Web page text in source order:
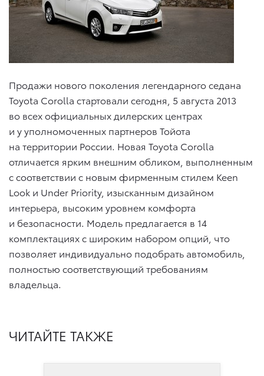
Продажи нового поколения легендарного седана
Toyota Corolla стартовали сегодня, 5 августа 2013
во всех официальных дилерских центрах
и у уполномоченных партнеров Тойота
на территории России. Новая Toyota Corolla
отличается ярким внешним обликом, выполненным
с соответствии с новым фирменным стилем Keen
Look и Under Priority, изысканным дизайном
интерьера, высоким уровнем комфорта
и безопасности. Модель предлагается в 14
комплектациях с широким набором опций, что
позволяет индивидуально подобрать автомобиль,
полностью соответствующий требованиям
владельца.
ЧИТАЙТЕ ТАКЖЕ